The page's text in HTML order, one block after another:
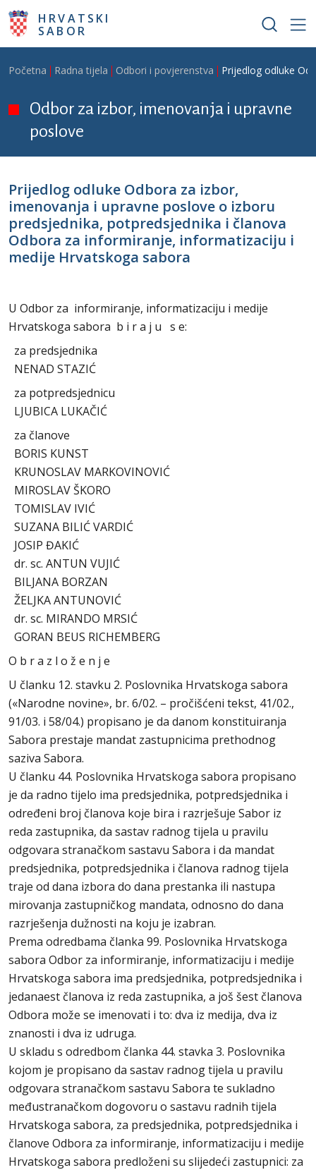
Skoči na glavni sadržaj
HRVATSKI
SABOR
Breadcrumb
Početna Radna tijela Odbori i povjerenstva Prijedlog odluke
Odbor za izbor, imenovanja i upravne
poslove
Prijedlog odluke Odbora za izbor,
imenovanja i upravne poslove o izboru
predsjednika, potpredsjednika i članova
Odbora za informiranje, informatizaciju i
medije Hrvatskoga sabora
U Odbor za informiranje, informatizaciju i medije
Hrvatskoga sabora b i r a j u s e:
za predsjednika
NENAD STAZIĆ
za potpredsjednicu
LJUBICA LUKAČIĆ
za članove
BORIS KUNST
KRUNOSLAV MARKOVINOVIĆ
MIROSLAV ŠKORO
TOMISLAV IVIĆ
SUZANA BILIĆ VARDIĆ
JOSIP ĐAKIĆ
dr. sc. ANTUN VUJIĆ
BILJANA BORZAN
ŽELJKA ANTUNOVIĆ
dr. sc. MIRANDO MRSIĆ
GORAN BEUS RICHEMBERG
O b r a z l o ž e n j e
U članku 12. stavku 2. Poslovnika Hrvatskoga sabora
(«Narodne novine», br. 6/02. – pročišćeni tekst, 41/02.,
91/03. i 58/04.) propisano je da danom konstituiranja
Sabora prestaje mandat zastupnicima prethodnog
saziva Sabora.
U članku 44. Poslovnika Hrvatskoga sabora propisano
je da radno tijelo ima predsjednika, potpredsjednika i
određeni broj članova koje bira i razrješuje Sabor iz
reda zastupnika, da sastav radnog tijela u pravilu
odgovara stranačkom sastavu Sabora i da mandat
predsjednika, potpredsjednika i članova radnog tijela
traje od dana izbora do dana prestanka ili nastupa
mirovanja zastupničkog mandata, odnosno do dana
razrješenja dužnosti na koju je izabran.
Prema odredbama članka 99. Poslovnika Hrvatskoga
sabora Odbor za informiranje, informatizaciju i medije
Hrvatskoga sabora ima predsjednika, potpredsjednika i
jedanaest članova iz reda zastupnika, a još šest članova
Odbora može se imenovati i to: dva iz medija, dva iz
znanosti i dva iz udruga.
U skladu s odredbom članka 44. stavka 3. Poslovnika
kojom je propisano da sastav radnog tijela u pravilu
odgovara stranačkom sastavu Sabora te sukladno
međustranačkom dogovoru o sastavu radnih tijela
Hrvatskoga sabora, za predsjednika, potpredsjednika i
članove Odbora za informiranje, informatizaciju i medije
Hrvatskoga sabora predloženi su slijedeći zastupnici: za